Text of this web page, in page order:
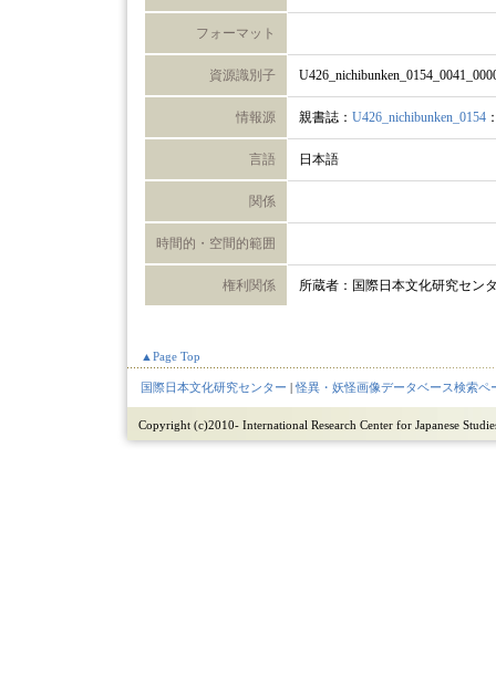
フォーマット
資源識別子
情報源 親書誌： U426_nichibunken_0154
言語 日本語
関係
時間的・空間的範囲
権利関係 所蔵者：国際日本文化研究セン
▲Page Top
国際日本文化研究センター |怪異・妖怪画像データベース検索ペ
Copyright (c)2010- International Research Center for Japanese